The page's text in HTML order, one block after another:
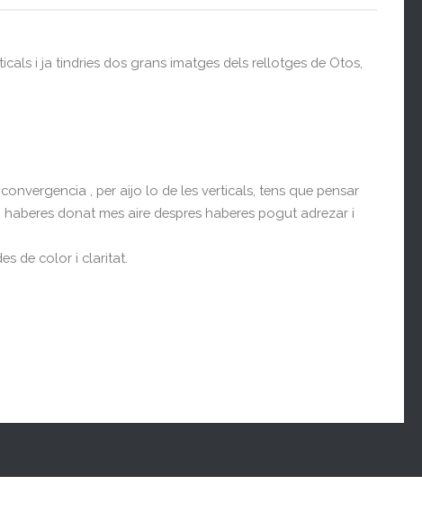
i ja tindries dos grans imatges dels rellotges de Otos,
, per aijo lo de les verticals, tens que pensar
donat mes aire despres haberes pogut adrezar i
de color i claritat.